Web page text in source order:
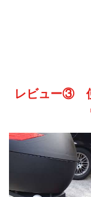
レビュー③